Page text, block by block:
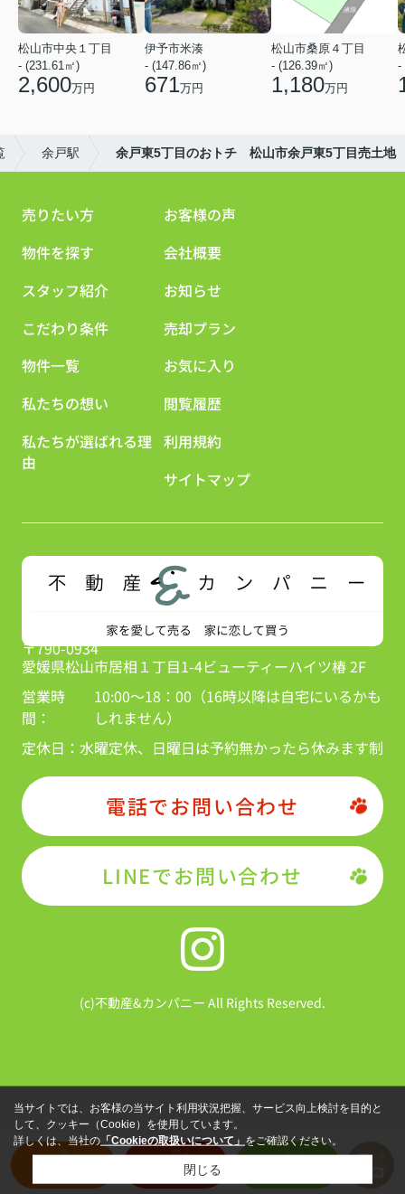
松山市中央１丁目
- (231.61㎡)
2,600万円
伊予市米湊
- (147.86㎡)
671万円
松山市桑原４丁目
- (126.39㎡)
1,180万円
-
余戸駅 余戸東5丁目のおトチ 松山市余戸東5丁目売土地
売りたい方
物件を探す
スタッフ紹介
こだわり条件
物件一覧
私たちの想い
私たちが選ばれる理
由
お客様の声
会社概要
お知らせ
売却プラン
お気に入り
閲覧履歴
利用規約
サイトマップ
〒790-0934
愛媛県松山市居相１丁目1-4ビューティーハイツ椿 2F
営業時
間：
10:00～18：00（16時以降は自宅にいるかも
しれません）
定休日： 水曜定休、日曜日は予約無かったら休みます制
電話でお問い合わせ
LINEでお問い合わせ
(c)不動産&カンパニー All Rights Reserved.
売却査定
当サイトでは、お客様の当サイト利用状況把握、サービス向上検討を目的と
して、クッキー（Cookie）を使用しています。
詳しくは、当社の「Cookieの取扱いについて」 をご確認ください。
閉じる